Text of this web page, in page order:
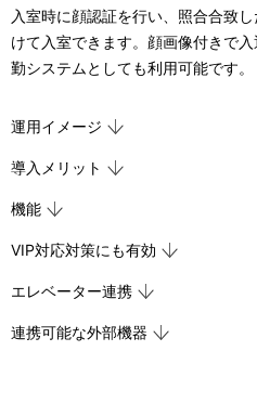
入室時に顔認証を行い、照合合致
けて入室できます。顔画像付きで
勤システムとしても利用可能です。
運用イメージ
導入メリット
機能
VIP対応対策にも有効
エレベーター連携
連携可能な外部機器